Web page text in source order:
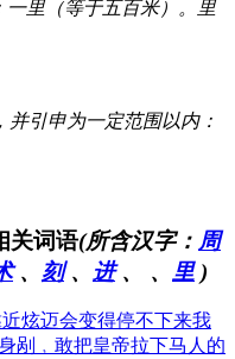
一里（等于五百米）。里
并引申为一定范围以内：
关词语(所含汉字： 周
、 刻、 进、 、 里)
炫迈会变得停不下来我
剐﹐敢把皇帝拉下马 人的